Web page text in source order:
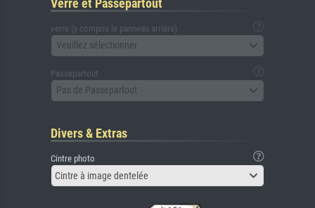
Verre et Passepartout
verre (y compris le panneau arrière)
Veuillez sélectionner
Passepartout
Pas de Passepartout
Divers & Extras
Cintre photo
Cintre à image dentelée